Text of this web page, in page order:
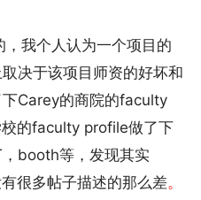
我个人认为一个项目的
决于该项目师资的好坏和
Carey的商院的faculty
的faculty profile做了下
booth等，发现其实
很多帖子描述的那么差。